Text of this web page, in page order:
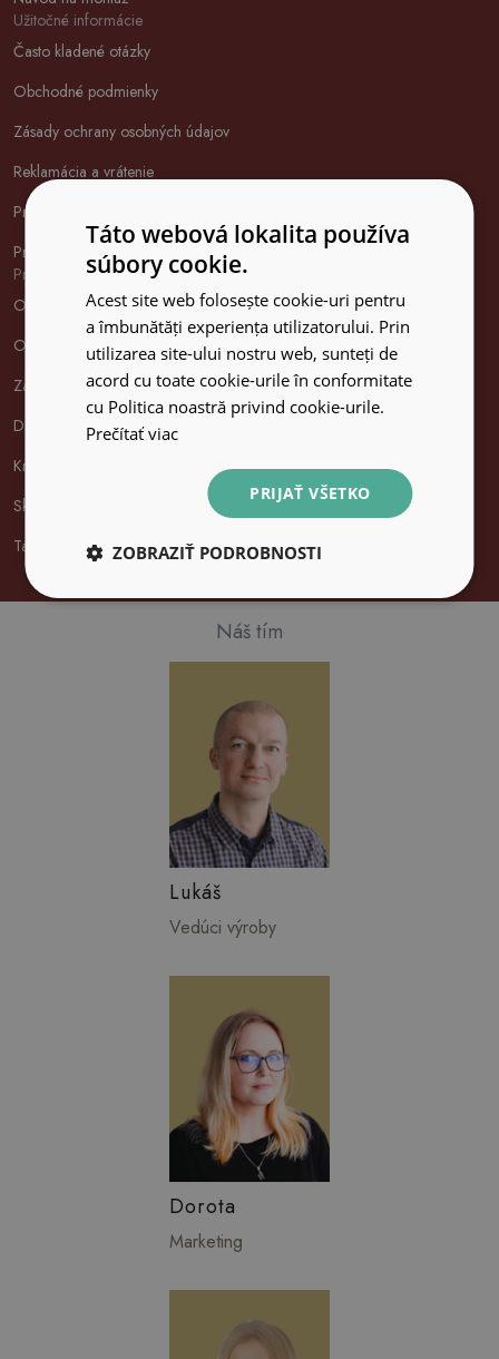
Užitočné informácie
Často kladené otázky
Obchodné podmienky
Zásady ochrany osobných údajov
Reklamácia a vrátenie
Právo na odstúpenie od zmluvy
Propagačné predpisy
Produkty
Obrazy na skle
Obrazy na plátne
Zásteny do kuchyne
Doski na krájanie
Kryty na sporák
Sklenené hodiny
Tapety na nábytok
Náš tím
Lukáš
Vedúci výroby
Dorota
Marketing
Táto webová lokalita používa
súbory cookie.
Acest site web folosește cookie-uri pentru
a îmbunătăți experiența utilizatorului. Prin
utilizarea site-ului nostru web, sunteți de
acord cu toate cookie-urile în conformitate
cu Politica noastră privind cookie-urile.
Prečítať viac
PRIJAŤ VŠETKO
ZOBRAZIŤ PODROBNOSTI